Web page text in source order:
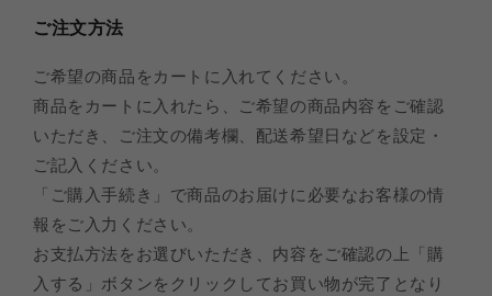
ご注文方法
ご希望の商品をカートに入れてください。
商品をカートに入れたら、ご希望の商品内容をご確認
いただき、ご注文の備考欄、配送希望日などを設定・
ご記入ください。
「ご購入手続き」で商品のお届けに必要なお客様の情
報をご入力ください。
お支払方法をお選びいただき、内容をご確認の上「購
入する」ボタンをクリックしてお買い物が完了となり